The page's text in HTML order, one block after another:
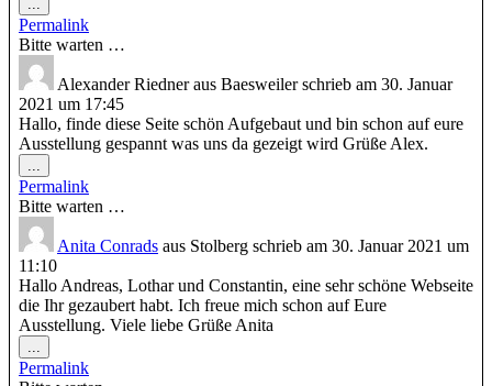
...
Metabox
ein-/ausblenden.
Permalink
Bitte warten …
Alexander Riedneraus Baesweiler schrieb am 30. Januar
2021 um 17:45
Hallo, finde diese Seite schön Aufgebaut und bin schon auf eure
Ausstellung gespannt was uns da gezeigt wird Grüße Alex.
...
Metabox
ein-/ausblenden.
Permalink
Bitte warten …
Anita Conrads aus Stolberg schrieb am 30. Januar 2021 um
11:10
Hallo Andreas, Lothar und Constantin, eine sehr schöne Webseite
die Ihr gezaubert habt. Ich freue mich schon auf Eure
Ausstellung. Viele liebe Grüße Anita
...
Metabox
ein-/ausblenden.
Permalink